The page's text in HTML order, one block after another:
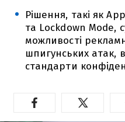
Рішення, такі як
та Lockdown Mode,
можливості
шпигунських атак,
стандарти